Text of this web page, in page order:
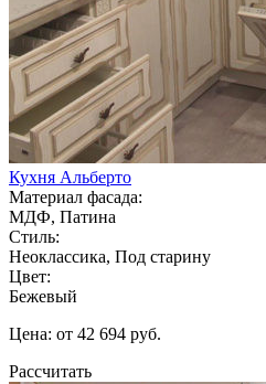
Кухня Альберто
Материал фасада:
МДФ, Патина
Стиль:
Неоклассика, Под старину
Цвет:
Бежевый
Цена: от 42 694 руб.
Рассчитать